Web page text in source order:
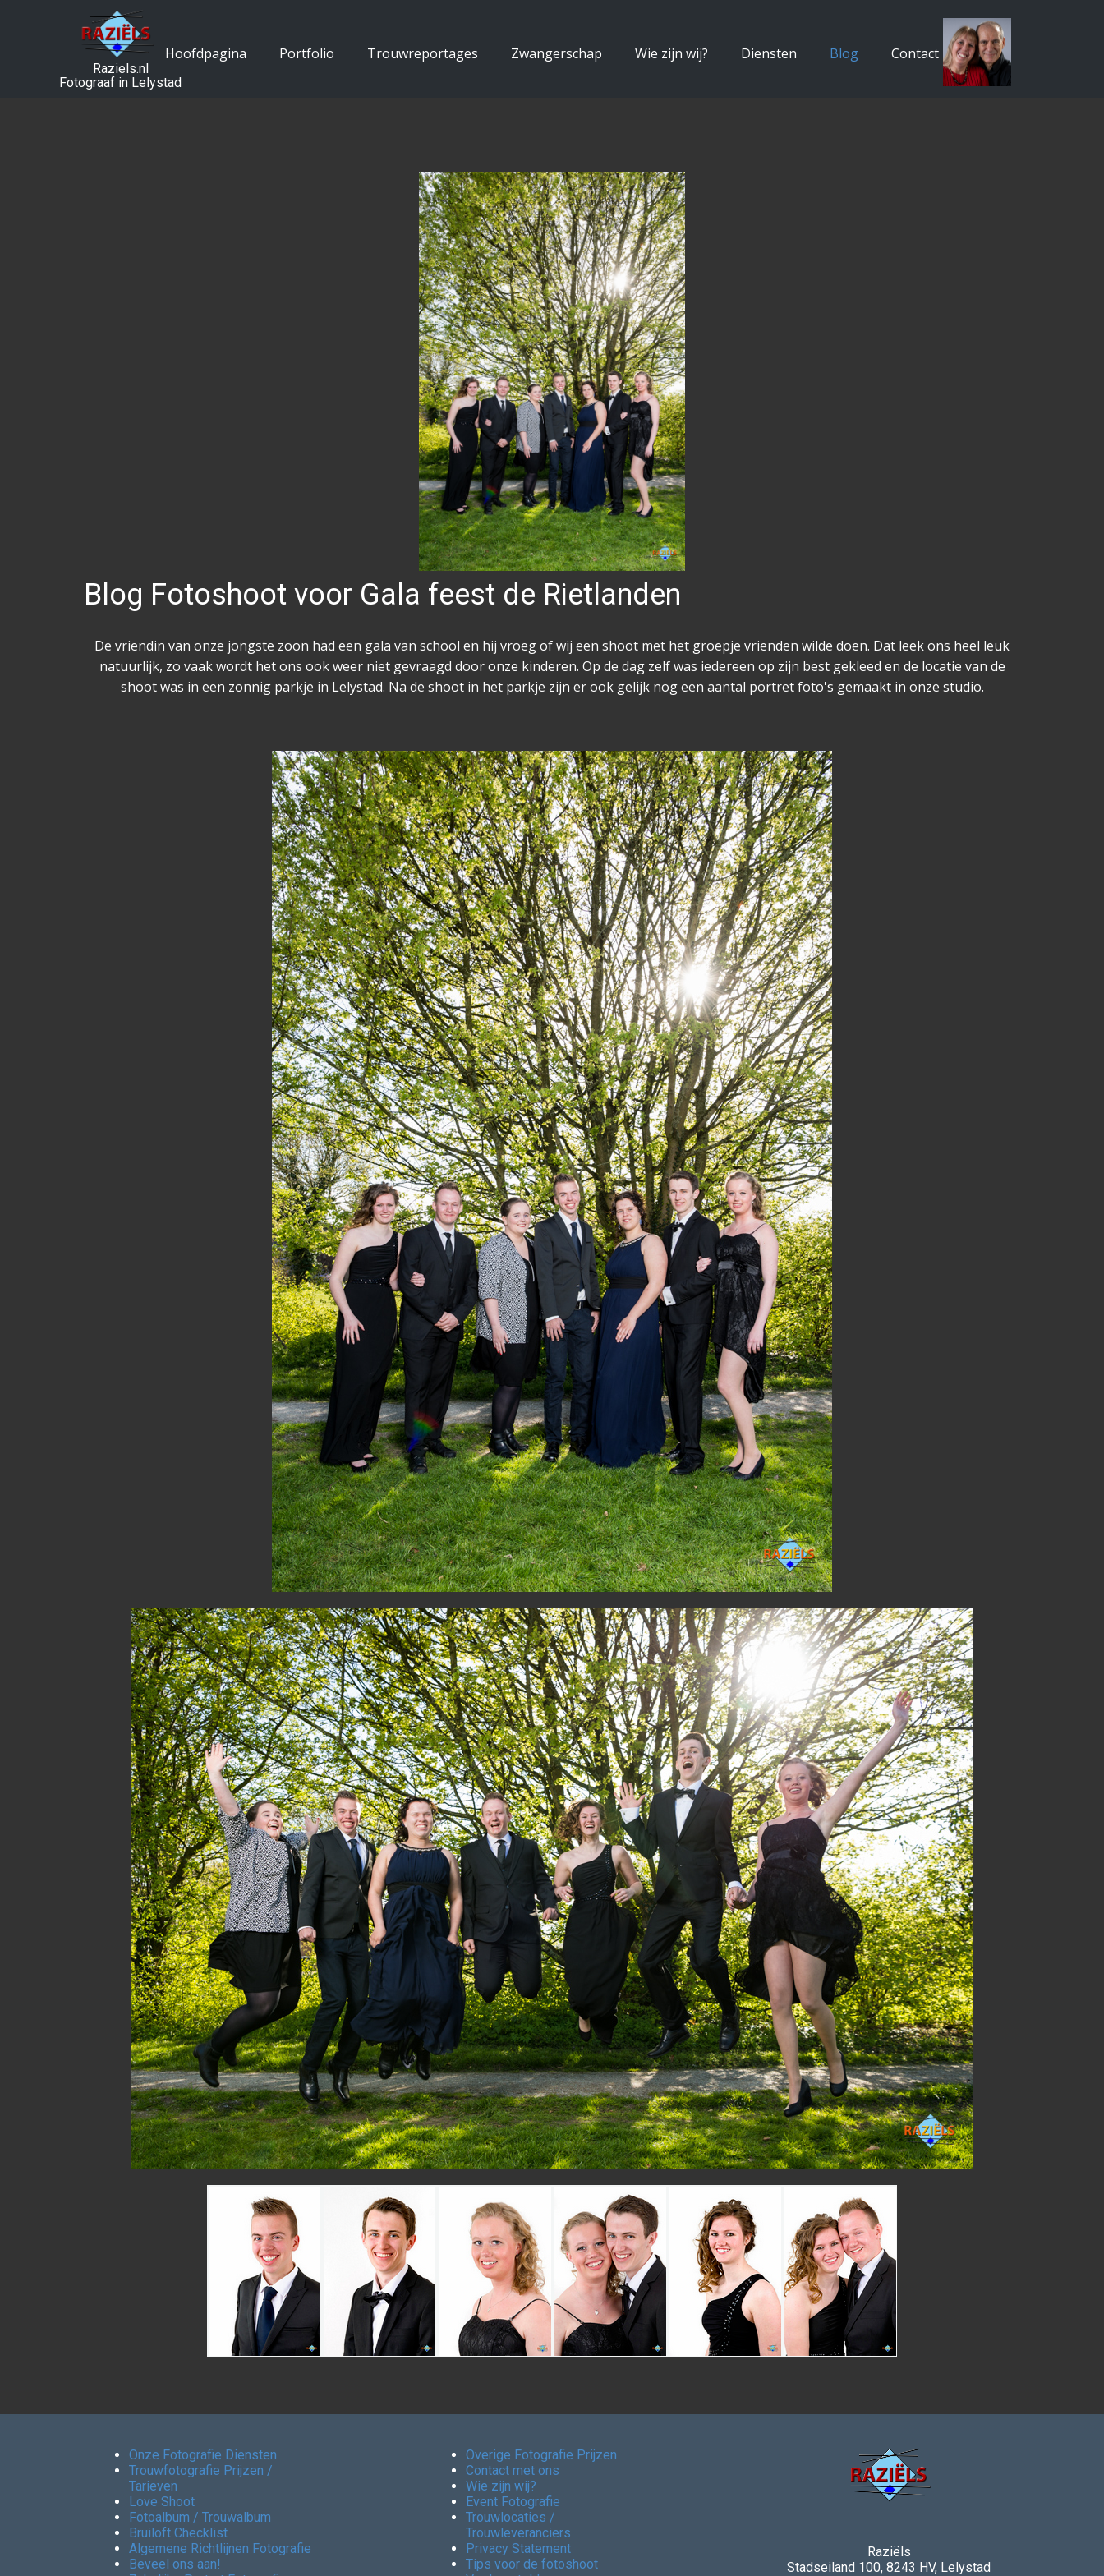
Hoofdpagina Portfolio Trouwreportages Zwangerschap Wie zijn wij? Diensten Blog Contact
Raziels.nl
Fotograaf in Lelystad
Blog Fotoshoot voor Gala feest de Rietlanden
De vriendin van onze jongste zoon had een gala van school en hij vroeg of wij een shoot met het groepje vrienden wilde doen. Dat leek ons heel leuk
natuurlijk, zo vaak wordt het ons ook weer niet gevraagd door onze kinderen. Op de dag zelf was iedereen op zijn best gekleed en de locatie van de
shoot was in een zonnig parkje in Lelystad. Na de shoot in het parkje zijn er ook gelijk nog een aantal portret foto's gemaakt in onze studio.
Onze Fotografie Diensten
Trouwfotografie Prijzen /
Tarieven
Love Shoot
Fotoalbum / Trouwalbum
Bruiloft Checklist
Algemene Richtlijnen Fotografie
Beveel ons aan!
Overige Fotografie Prijzen
Contact met ons
Wie zijn wij?
Event Fotografie
Trouwlocaties /
Trouwleveranciers
Privacy Statement
Tips voor de fotoshoot
Raziëls
Stadseiland 100, 8243 HV, Lelystad